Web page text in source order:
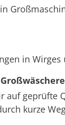
in
auf
kurze